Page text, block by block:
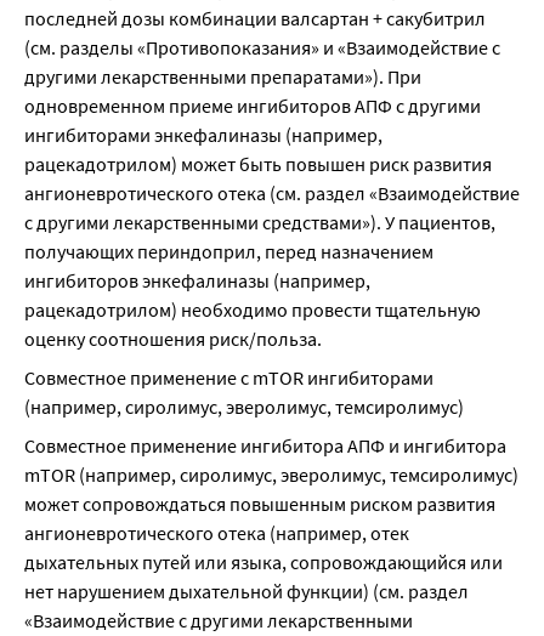
последней дозы комбинации валсартан + сакубитрил
(см. разделы «Противопоказания» и «Взаимодействие с
другими лекарственными препаратами»). При
одновременном приеме ингибиторов АПФ с другими
ингибиторами энкефалиназы (например,
рацекадотрилом) может быть повышен риск развития
ангионевротического отека (см. раздел «Взаимодействие
с другими лекарственными средствами»). У пациентов,
получающих периндоприл, перед назначением
ингибиторов энкефалиназы (например,
рацекадотрилом) необходимо провести тщательную
оценку соотношения риск/польза.
Совместное применение с mTOR ингибиторами
(например, сиролимус, эверолимус, темсиролимус)
Совместное применение ингибитора АПФ и ингибитора
mTOR (например, сиролимус, эверолимус, темсиролимус)
может сопровождаться повышенным риском развития
ангионевротического отека (например, отек
дыхательных путей или языка, сопровождающийся или
нет нарушением дыхательной функции) (см. раздел
«Взаимодействие с другими лекарственными